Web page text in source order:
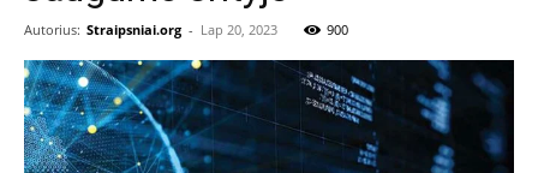
Autorius: Straipsniai.org - Lap 20, 2023 900